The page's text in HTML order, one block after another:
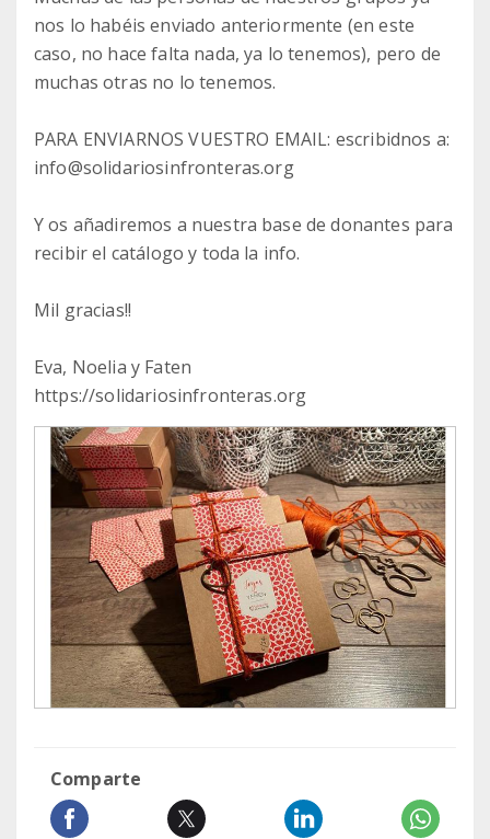
nos lo habéis enviado anteriormente (en este
caso, no hace falta nada, ya lo tenemos), pero de
muchas otras no lo tenemos.
PARA ENVIARNOS VUESTRO EMAIL: escribidnos a:
info@solidariosinfronteras.org
Y os añadiremos a nuestra base de donantes para
recibir el catálogo y toda la info.
Mil gracias!!
Eva, Noelia y Faten
https://solidariosinfronteras.org
Comparte